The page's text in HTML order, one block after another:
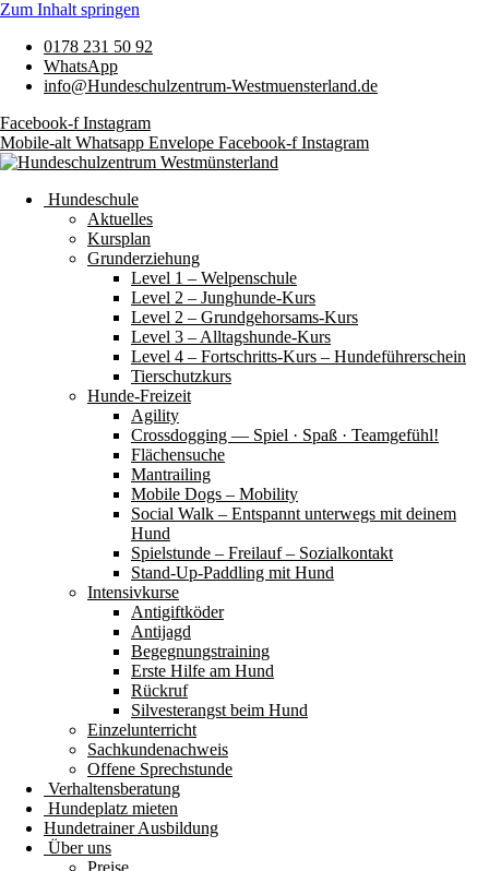
Zum Inhalt springen
0178 231 50 92
WhatsApp
info@Hundeschulzentrum-Westmuensterland.de
Facebook-f Instagram
Mobile-alt Whatsapp Envelope Facebook-f Instagram
Hundeschule
Aktuelles
Kursplan
Grunderziehung
Level 1 – Welpenschule
Level 2 – Junghunde-Kurs
Level 2 – Grundgehorsams-Kurs
Level 3 – Alltagshunde-Kurs
Level 4 – Fortschritts-Kurs – Hundeführerschein
Tierschutzkurs
Hunde-Freizeit
Agility
Crossdogging — Spiel · Spaß · Teamgefühl!
Flächensuche
Mantrailing
Mobile Dogs – Mobility
Social Walk – Entspannt unterwegs mit deinem
Hund
Spielstunde – Freilauf – Sozialkontakt
Stand-Up-Paddling mit Hund
Intensivkurse
Antigiftköder
Antijagd
Begegnungstraining
Erste Hilfe am Hund
Rückruf
Silvesterangst beim Hund
Einzelunterricht
Sachkundenachweis
Offene Sprechstunde
Verhaltensberatung
Hundeplatz mieten
Hundetrainer Ausbildung
Über uns
Preise